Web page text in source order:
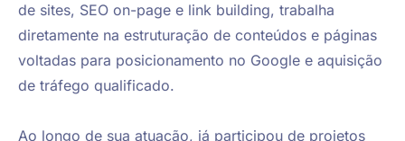
de sites, SEO on-page e link building, trabalha
diretamente na estruturação de conteúdos e páginas
voltadas para posicionamento no Google e aquisição
de tráfego qualificado.
Ao longo de sua atuação, já participou de projetos